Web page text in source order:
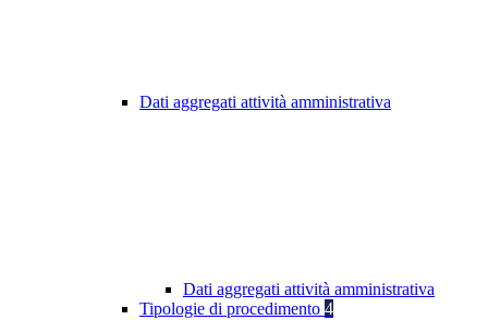
Dati aggregati attività amministrativa
Dati aggregati attività amministrativa
Tipologie di procedimento 4